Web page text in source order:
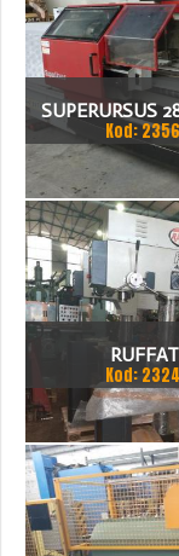
SUPERURSUS
Kod:
Kod: